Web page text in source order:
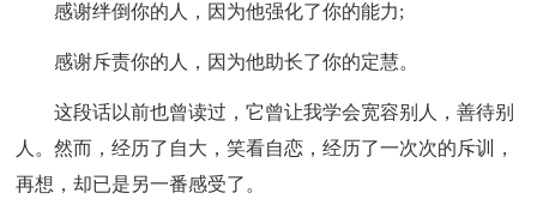
感谢绊倒你的人，因为他强化了你的能力;
感谢斥责你的人，因为他助长了你的定慧。
这段话以前也曾读过，它曾让我学会宽容别人，善待别
人。然而，经历了自大，笑看自恋，经历了一次次的斥训，
再想，却已是另一番感受了。